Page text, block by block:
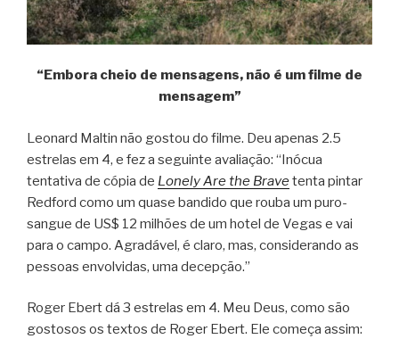
“Embora cheio de mensagens, não é um filme de
mensagem”
Leonard Maltin não gostou do filme. Deu apenas 2.5
estrelas em 4, e fez a seguinte avaliação: “Inócua
tentativa de cópia de Lonely Are the Bravetenta pintar
Redford como um quase bandido que rouba um puro-
sangue de US$ 12 milhões de um hotel de Vegas e vai
para o campo. Agradável, é claro, mas, considerando as
pessoas envolvidas, uma decepção.”
Roger Ebert dá 3 estrelas em 4. Meu Deus, como são
gostosos os textos de Roger Ebert. Ele começa assim: